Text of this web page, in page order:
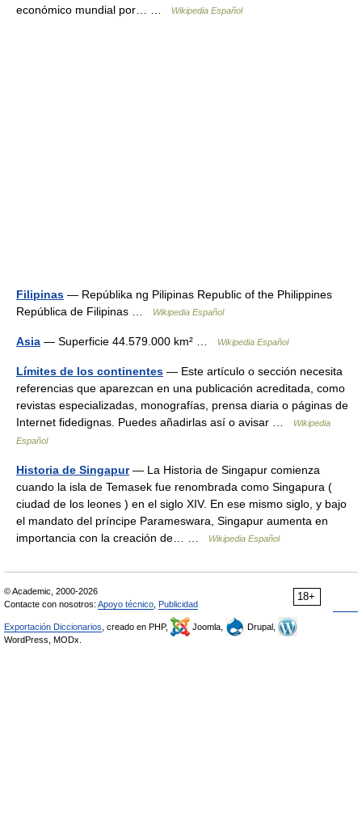
económico mundial por… …
Wikipedia Español
Filipinas — Repúblika ng Pilipinas Republic of the Philippines
República de Filipinas …
Wikipedia Español
Asia — Superficie 44.579.000 km² … Wikipedia Español
Límites de los continentes — Este artículo o sección necesita
referencias que aparezcan en una publicación acreditada, como
revistas especializadas, monografías, prensa diaria o páginas de
Internet fidedignas. Puedes añadirlas así o avisar …
Wikipedia
Español
Historia de Singapur— La Historia de Singapur comienza
cuando la isla de Temasek fue renombrada como Singapura (
ciudad de los leones ) en el siglo XIV. En ese mismo siglo, y bajo
el mandato del príncipe Parameswara, Singapur aumenta en
importancia con la creación de… …
Wikipedia Español
18+
© Academic, 2000-2026
Contacte con nosotros: Apoyo técnico Publicidad
Exportación Diccionarios , creado en PHP, Joomla,
Drupal,
WordPress, MODx.